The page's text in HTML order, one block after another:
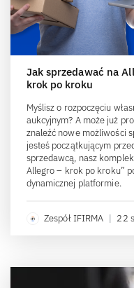
Jak sprzedawać na
krok po kroku
Myślisz o rozpoczęciu
aukcyjnym? A może już
znaleźć nowe możliwości
jesteś początkującym
sprzedawcą, nasz
Allegro – krok po kroku”
dynamicznej platformie.
Zespół IFIRMA | 22